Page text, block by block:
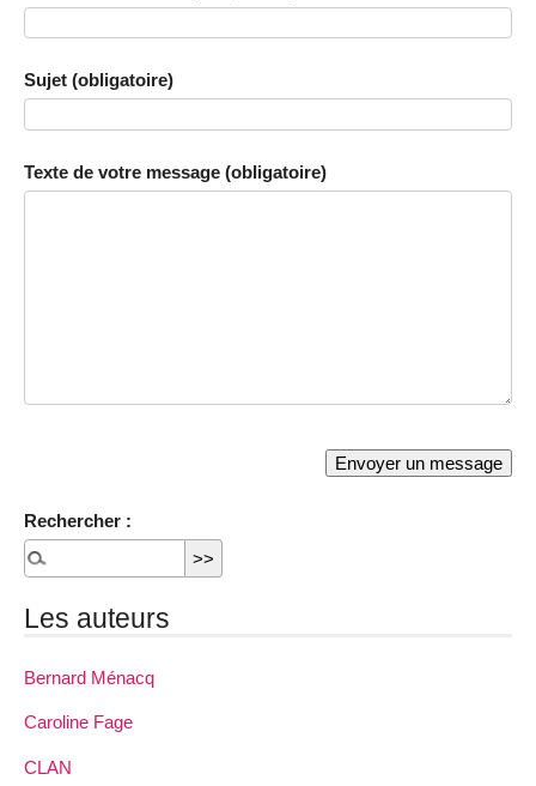
Sujet (obligatoire)
Texte de votre message (obligatoire)
Rechercher :
Les auteurs
Bernard Ménacq
Caroline Fage
CLAN